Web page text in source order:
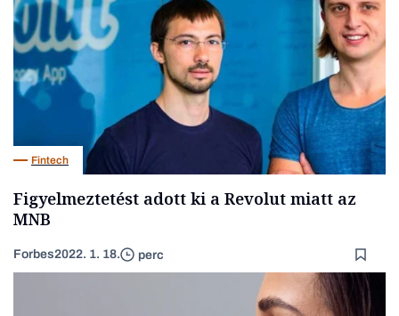
Vagy fedezze fel a következő
témákat
Üzlet Pénz Zöld Legyél jobb!
Fintech
Figyelmeztetést adott ki a Revolut miatt az
MNB
Forbes2022. 1. 18. perc